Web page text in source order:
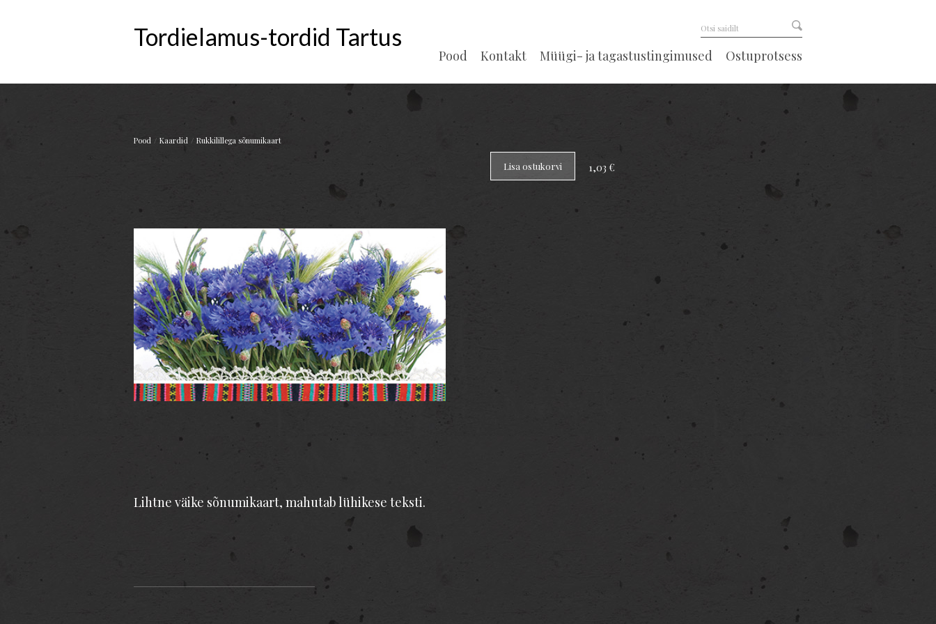
Tordielamus-tordid Tartus
Pood Kontakt Müügi- ja tagastustingimused Ostuprotsess
Pood / Kaardid / Rukkilillega sõnumikaart
Lihtne väike sõnumikaart, mahutab lühikese teksti.
Lisa ostukorvi 1,03 €